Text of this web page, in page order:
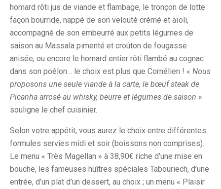
homard rôti jus de viande et flambage, le tronçon de lotte
façon bourride, nappé de son velouté crémé et aïoli,
accompagné de son embeurré aux petits légumes de
saison au Massala pimenté et croûton de fougasse
anisée, ou encore le homard entier rôti flambé au cognac
dans son poêlon… le choix est plus que Cornélien ! « Nous
proposons une seule viande à la carte, le bœuf steak de
Picanha arrosé au whisky, beurre et légumes de saison »
souligne le chef cuisinier.
Selon votre appétit, vous aurez le choix entre différentes
formules servies midi et soir (boissons non comprises).
Le menu « Très Magellan » à 38,90€ riche d’une mise en
bouche, les fameuses huîtres spéciales Tabouriech, d’une
entrée, d’un plat d’un dessert, au choix ; un menu « Plaisir